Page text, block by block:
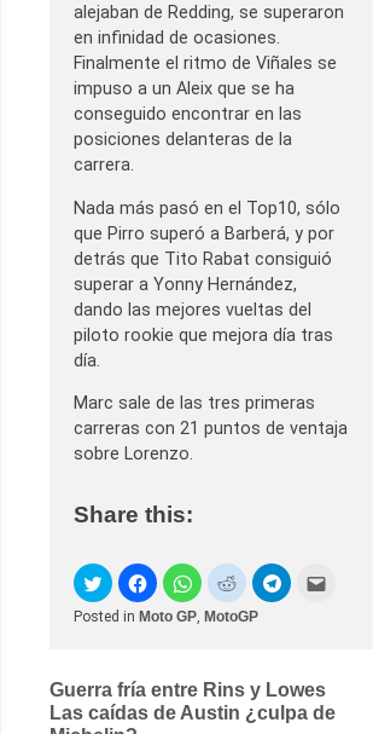
alejaban de Redding, se superaron
en infinidad de ocasiones.
Finalmente el ritmo de Viñales se
impuso a un Aleix que se ha
conseguido encontrar en las
posiciones delanteras de la
carrera.
Nada más pasó en el Top10, sólo
que Pirro superó a Barberá, y por
detrás que Tito Rabat consiguió
superar a Yonny Hernández,
dando las mejores vueltas del
piloto rookie que mejora día tras
día.
Marc sale de las tres primeras
carreras con 21 puntos de ventaja
sobre Lorenzo.
Share this:
Posted in Moto GP MotoGP
Post
navigation
Guerra fría entre Rins y Lowes
Las caídas de Austin ¿culpa de